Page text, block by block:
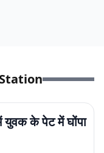
युवक के पेट में घोंपा